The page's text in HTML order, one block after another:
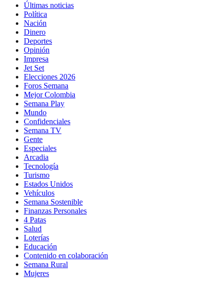
Últimas noticias
Política
Nación
Dinero
Deportes
Opinión
Impresa
Jet Set
Elecciones 2026
Foros Semana
Mejor Colombia
Semana Play
Mundo
Confidenciales
Semana TV
Gente
Especiales
Arcadia
Tecnología
Turismo
Estados Unidos
Vehículos
Semana Sostenible
Finanzas Personales
4 Patas
Salud
Loterías
Educación
Contenido en colaboración
Semana Rural
Mujeres